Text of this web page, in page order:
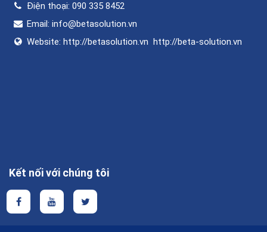
Điện thoại: 090 335 8452
Email: info@betasolution.vn
Website: http://betasolution.vn http://beta-solution.vn
Kết nối với chúng tôi